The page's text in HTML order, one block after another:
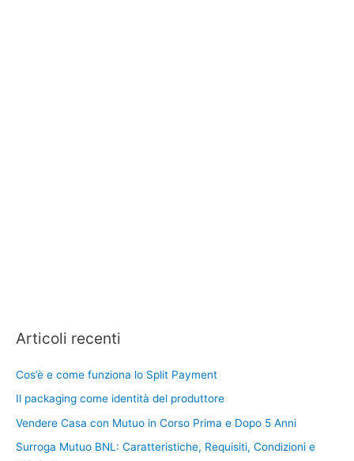
Articoli recenti
Cos’è e come funziona lo Split Payment
Il packaging come identità del produttore
Vendere Casa con Mutuo in Corso Prima e Dopo 5 Anni
Surroga Mutuo BNL: Caratteristiche, Requisiti, Condizioni e